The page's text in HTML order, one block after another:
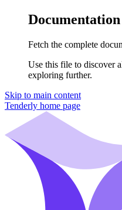
Fetch the complete
Use this file to discover
exploring further.
Skip to main content
Tenderly home page